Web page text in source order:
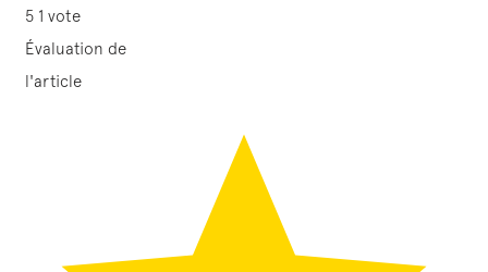
5 1 vote
Évaluation de
l'article